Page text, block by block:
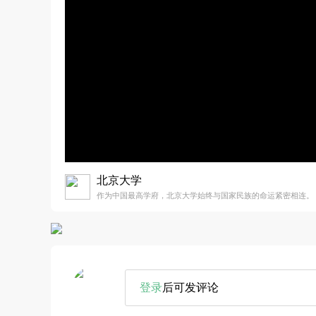
北京大学
作为中国最高学府，北京大学始终与国家民族的命运紧密相连。
登录后可发评论